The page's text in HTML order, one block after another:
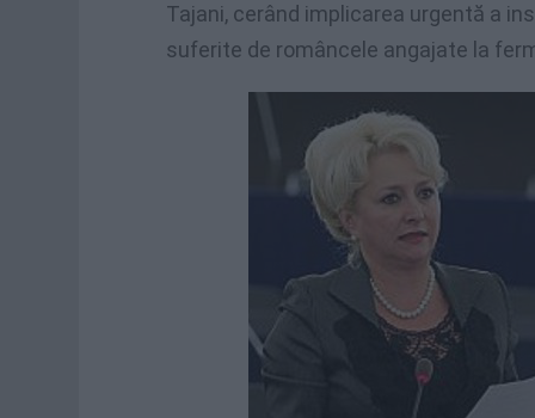
Tajani, cerând implicarea urgentă a
suferite de româncele angajate la